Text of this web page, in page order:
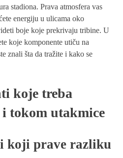
stadiona. Prava atmosfera vas
energiju u ulicama oko
boje koje prekrivaju tribine. U
koje komponente utiču na
znali šta da tražite i kako se
koje treba
tokom utakmice
koji prave razliku